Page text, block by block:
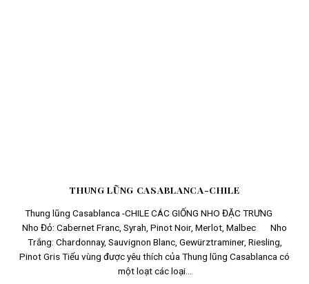
THUNG LŨNG CASABLANCA-CHILE
Thung lũng Casablanca -CHILE CÁC GIỐNG NHO ĐẶC TRƯNG
Nho Đỏ: Cabernet Franc, Syrah, Pinot Noir, Merlot, Malbec Nho
Trắng: Chardonnay, Sauvignon Blanc, Gewürztraminer, Riesling,
Pinot Gris Tiểu vùng được yêu thích của Thung lũng Casablanca có
một loạt các loại...